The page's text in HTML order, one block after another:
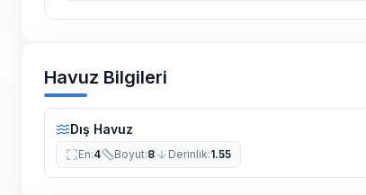
Villalarımızın bulunmuş olduğu bölgelerde
Havuz Bilgileri
Dış Havuz
En:4 Boyut:8 Derinlik:1.55